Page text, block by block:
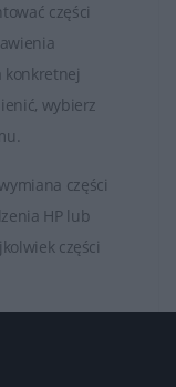
części
konkretnej
wybierz
części
HP lub
części